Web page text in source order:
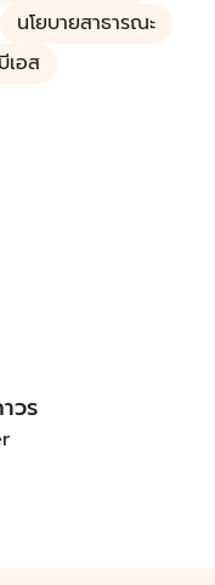
นโยบายสาธารณะ
เอส
วร